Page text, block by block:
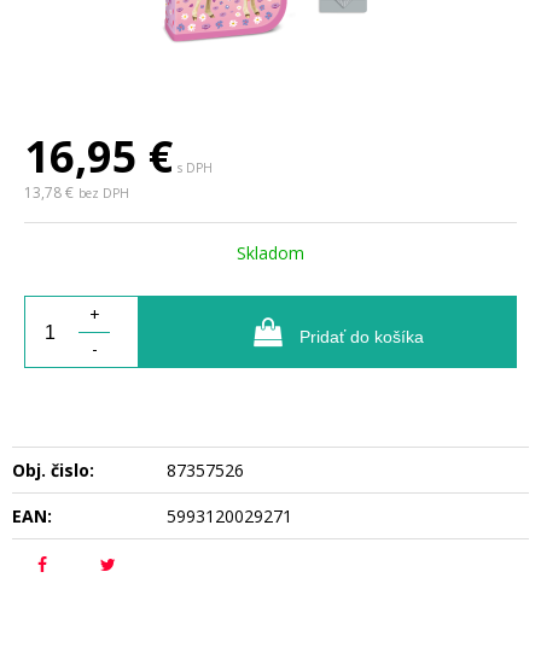
16,95 € s DPH
13,78 € bez DPH
Skladom
+
-
Pridať do košíka
Obj. čislo:
87357526
EAN:
5993120029271